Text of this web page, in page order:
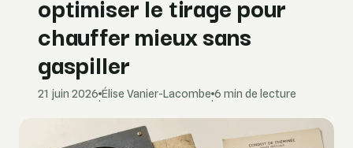
chauffer mieux sans
gaspiller
21 juin 2026
·
Élise Vanier-Lacombe
·
6 min de lecture